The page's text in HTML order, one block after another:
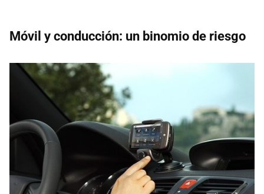
Móvil y conducción: un binomio de riesgo